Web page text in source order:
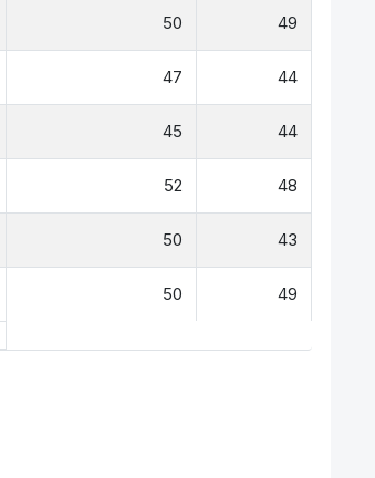
50 49
47 44
45 44
52 48
50 43
50 49